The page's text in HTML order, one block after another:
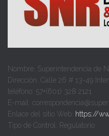
Nombre: Superintendencia de
Dirección: Calle 26 # 13-49
teléfono: 57+(601) 328 2121
E-mail:
Enlace del sitio Web: https://
Tipo de Control: Regulatorio